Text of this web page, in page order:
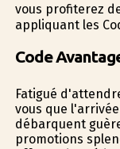
vous profiterez
appliquant les
Code
Fatigué
vous que
débarquent
promotions